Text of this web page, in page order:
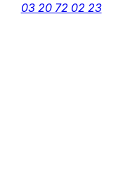
03 20 72 02 23